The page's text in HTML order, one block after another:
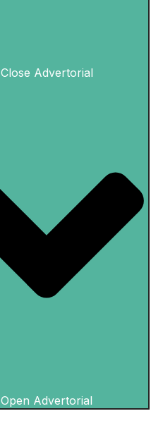
Close Advertorial
Open Advertorial